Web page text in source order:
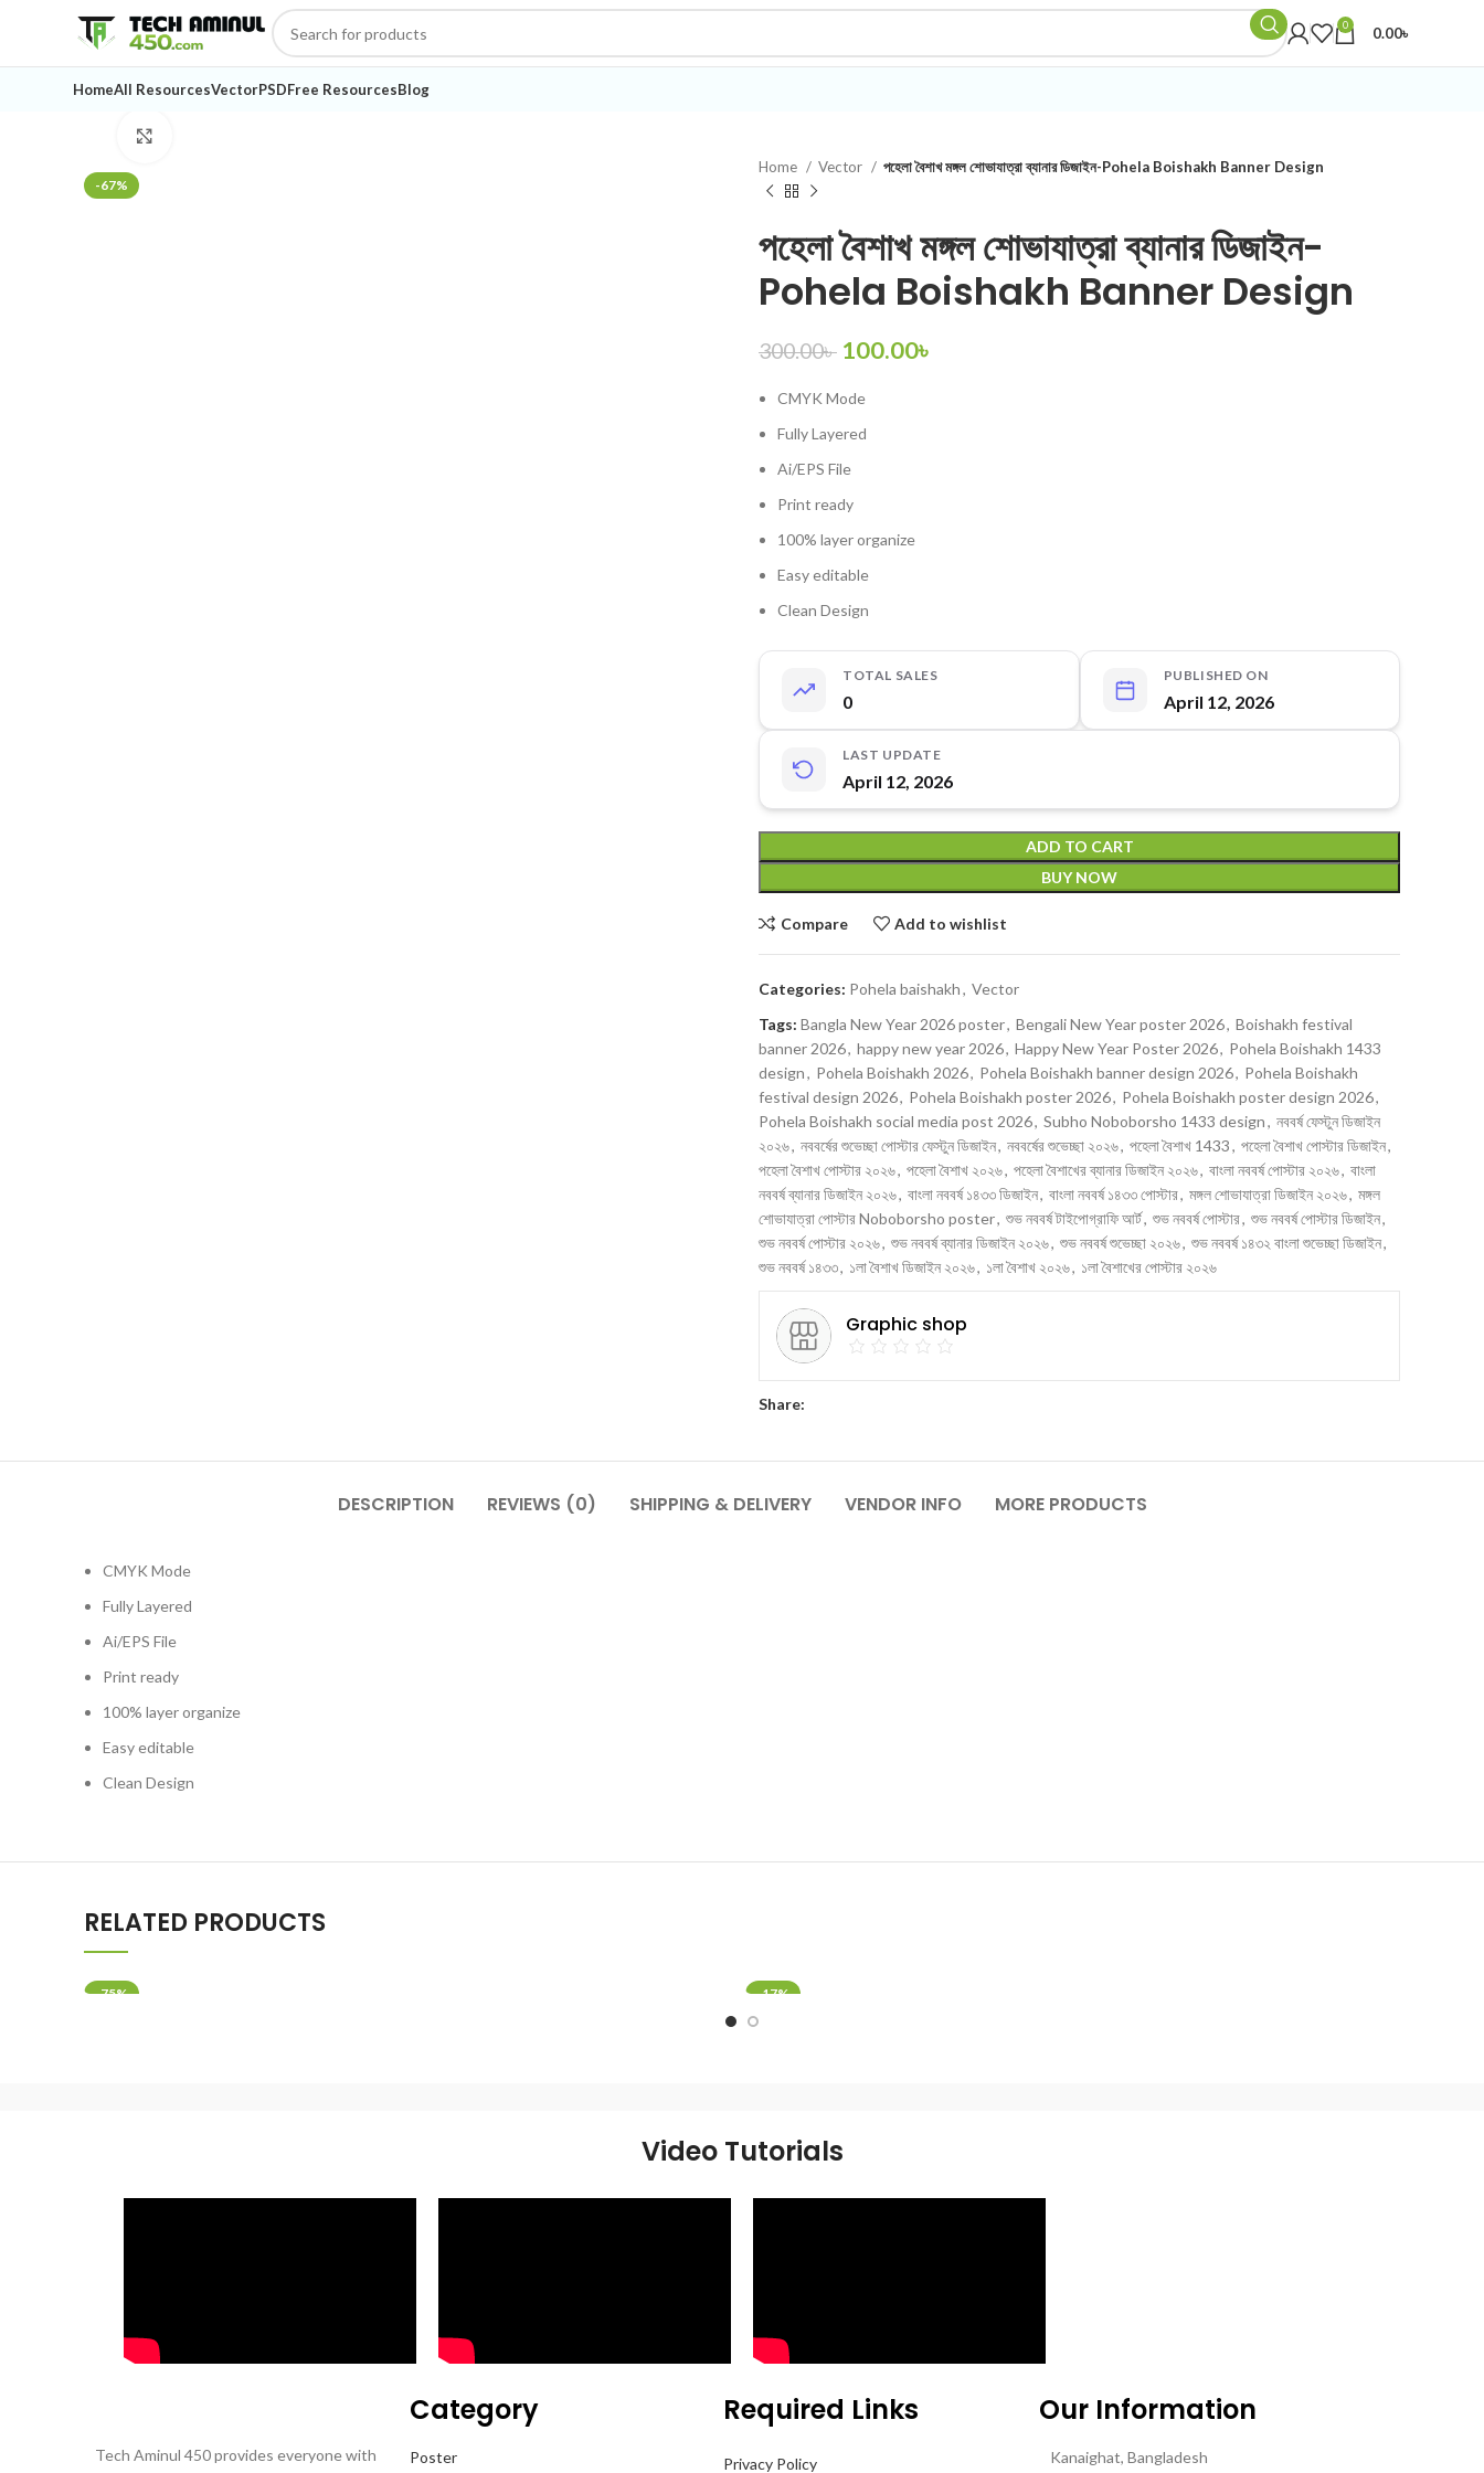
0 0.00৳
HomeAll ResourcesVectorPSDFree ResourcesBlog
-67%
Home
Vector পহেলা বৈশাখ মঙ্গল শোভাযাত্রা ব্যানার ডিজাইন-Pohela Boishakh Banner Design
পহেলা বৈশাখ মঙ্গল শোভাযাত্রা ব্যানার ডিজাইন-
Pohela Boishakh Banner Design
300.00৳ 100.00৳
CMYK Mode
Fully Layered
Ai/EPS File
Print ready
100% layer organize
Easy editable
Clean Design
TOTAL SALES
0
PUBLISHED ON
April 12, 2026
LAST UPDATE
April 12, 2026
ADD TO CART
BUY NOW
Compare Add to wishlist
Categories: Pohela baishakh, Vector
Tags: Bangla New Year 2026 poster, Bengali New Year poster 2026, Boishakh festival
banner 2026, happy new year 2026, Happy New Year Poster 2026, Pohela Boishakh 1433
design, Pohela Boishakh 2026, Pohela Boishakh banner design 2026, Pohela Boishakh
festival design 2026, Pohela Boishakh poster 2026, Pohela Boishakh poster design 2026,
Pohela Boishakh social media post 2026, Subho Noboborsho 1433 design, নববর্ষ ফেস্টুন ডিজাইন
২০২৬, নববর্ষের শুভেচ্ছা পোস্টার ফেস্টুন ডিজাইন, নববর্ষের শুভেচ্ছা ২০২৬, পহেলা বৈশাখ 1433, পহেলা বৈশাখ পোস্টার ডিজাইন,
পহেলা বৈশাখ পোস্টার ২০২৬, পহেলা বৈশাখ ২০২৬, পহেলা বৈশাখের ব্যানার ডিজাইন ২০২৬, বাংলা নববর্ষ পোস্টার ২০২৬, বাংলা
নববর্ষ ব্যানার ডিজাইন ২০২৬, বাংলা নববর্ষ ১৪৩৩ ডিজাইন, বাংলা নববর্ষ ১৪৩৩ পোস্টার, মঙ্গল শোভাযাত্রা ডিজাইন ২০২৬, মঙ্গল
শোভাযাত্রা পোস্টার Noboborsho poster, শুভ নববর্ষ টাইপোগ্রাফি আর্ট, শুভ নববর্ষ পোস্টার, শুভ নববর্ষ পোস্টার ডিজাইন,
শুভ নববর্ষ পোস্টার ২০২৬, শুভ নববর্ষ ব্যানার ডিজাইন ২০২৬, শুভ নববর্ষ শুভেচ্ছা ২০২৬, শুভ নববর্ষ ১৪৩২ বাংলা শুভেচ্ছা ডিজাইন,
শুভ নববর্ষ ১৪৩৩, ১লা বৈশাখ ডিজাইন ২০২৬, ১লা বৈশাখ ২০২৬, ১লা বৈশাখের পোস্টার ২০২৬
Graphic shop
Share:
DESCRIPTION REVIEWS (0) SHIPPING & DELIVERY VENDOR INFO MORE PRODUCTS
CMYK Mode
Fully Layered
Ai/EPS File
Print ready
100% layer organize
Easy editable
Clean Design
RELATED PRODUCTS
-75% -17%
Video Tutorials
Tech Aminul 450 provides everyone with
Category
Poster
Required Links
Privacy Policy
Our Information
Kanaighat, Bangladesh